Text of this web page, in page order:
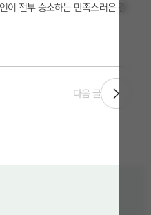
전부 승소하는 만족스러운 결
다음 글